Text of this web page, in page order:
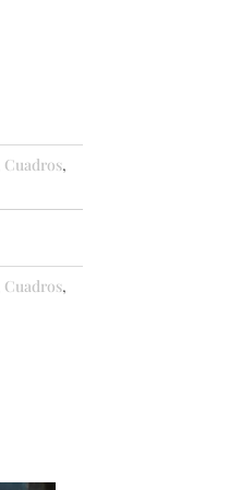
Cuadros,
Cuadros,